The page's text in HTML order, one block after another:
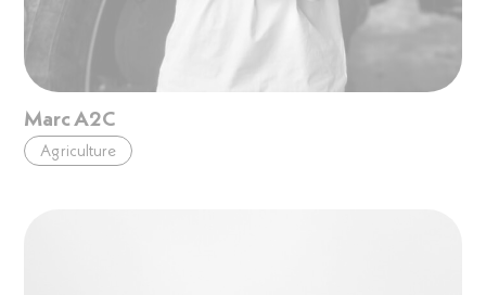
Marc A2C
Agriculture